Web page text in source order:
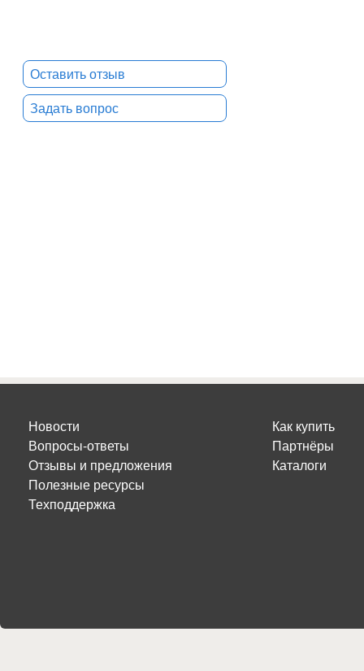
Оставить отзыв
Задать вопрос
Новости
Вопросы-ответы
Отзывы и предложения
Полезные ресурсы
Техподдержка
Как купить
Партнёры
Каталоги